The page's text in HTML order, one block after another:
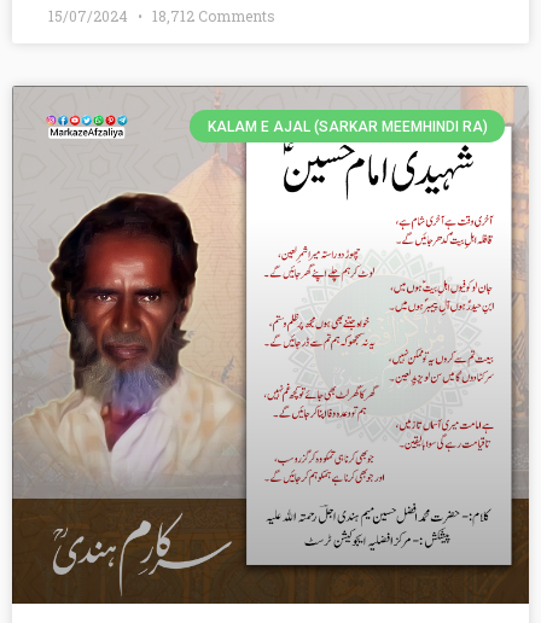
15/07/2024 18,712 Comments
KALAM E AJAL (SARKAR MEEMHINDI RA)